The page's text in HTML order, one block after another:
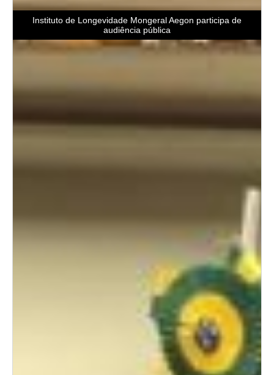
Instituto de Longevidade Mongeral Aegon participa de
audiência pública